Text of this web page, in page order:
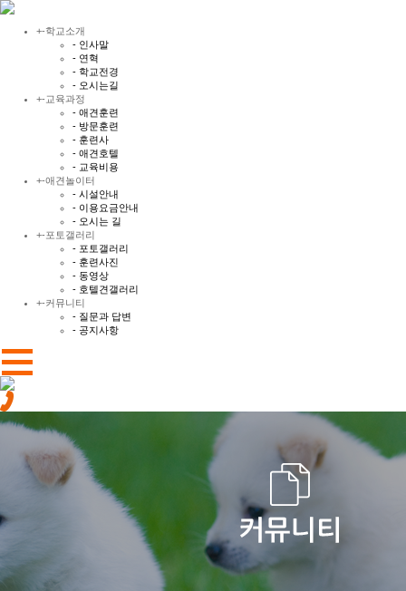
+-학교소개
- 인사말
- 연혁
- 학교전경
- 오시는길
+- 교육과정
- 애견훈련
- 방문훈련
- 훈련사
- 애견호텔
- 교육비용
+-애견놀이터
- 시설안내
- 이용요금안내
- 오시는 길
+-포토갤러리
- 포토갤러리
- 훈련사진
- 동영상
- 호텔견갤러리
+-커뮤니티
- 질문과 답변
- 공지사항